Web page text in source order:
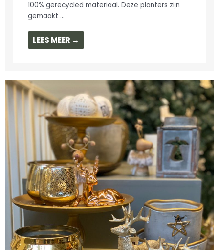
100% gerecycled materiaal. Deze planters zijn
gemaakt ...
LEES MEER →